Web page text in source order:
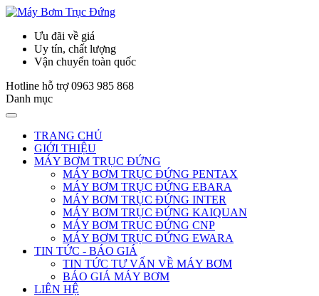
Ưu đãi về giá
Uy tín, chất lượng
Vận chuyển toàn quốc
Hotline hỗ trợ 0963 985 868
Danh mục
TRANG CHỦ
GIỚI THIỆU
MÁY BƠM TRỤC ĐỨNG
MÁY BƠM TRỤC ĐỨNG PENTAX
MÁY BƠM TRỤC ĐỨNG EBARA
MÁY BƠM TRỤC ĐỨNG INTER
MÁY BƠM TRỤC ĐỨNG KAIQUAN
MÁY BƠM TRỤC ĐỨNG CNP
MÁY BƠM TRỤC ĐỨNG EWARA
TIN TỨC - BÁO GIÁ
TIN TỨC TƯ VẤN VỀ MÁY BƠM
BÁO GIÁ MÁY BƠM
LIÊN HỆ